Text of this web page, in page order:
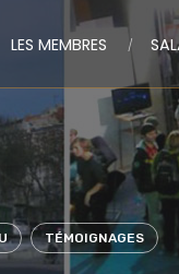
LES MEMBRES
TÉMOIGNAGES